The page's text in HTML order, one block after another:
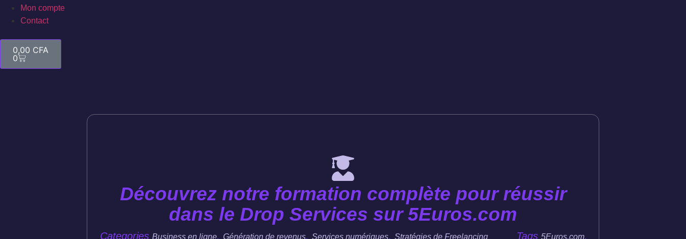
Mon compte
Contact
0,00 CFA
0
Découvrez notre formation complète pour réussir
dans le Drop Services sur 5Euros.com
Categories Business en ligne, Génération de revenus, Services numériques, Stratégies de Freelancing Tags 5Euros.com,